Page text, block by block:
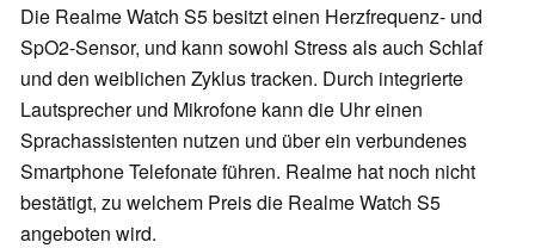
Die Realme Watch S5 besitzt einen Herzfrequenz- und
SpO2-Sensor, und kann sowohl Stress als auch Schlaf
und den weiblichen Zyklus tracken. Durch integrierte
Lautsprecher und Mikrofone kann die Uhr einen
Sprachassistenten nutzen und über ein verbundenes
Smartphone Telefonate führen. Realme hat noch nicht
bestätigt, zu welchem Preis die Realme Watch S5
angeboten wird.